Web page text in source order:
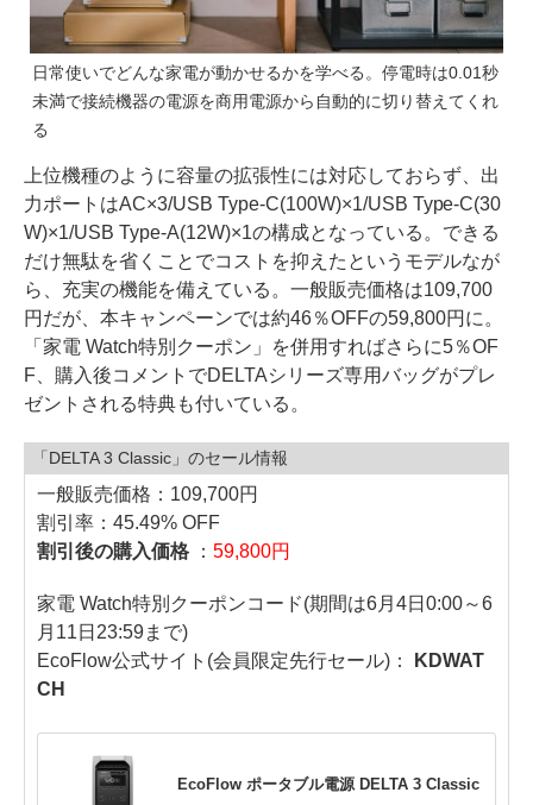
日常使いでどんな家電が動かせるかを学べる。停電時は0.01秒
未満で接続機器の電源を商用電源から自動的に切り替えてくれ
る
上位機種のように容量の拡張性には対応しておらず、出
力ポートはAC×3/USB Type-C(100W)×1/USB Type-C(30
W)×1/USB Type-A(12W)×1の構成となっている。できる
だけ無駄を省くことでコストを抑えたというモデルなが
ら、充実の機能を備えている。一般販売価格は109,700
円だが、本キャンペーンでは約46％OFFの59,800円に。
「家電 Watch特別クーポン」を併用すればさらに5％OF
F、購入後コメントでDELTAシリーズ専用バッグがプレ
ゼントされる特典も付いている。
「DELTA 3 Classic」のセール情報
一般販売価格：109,700円
割引率：45.49% OFF
割引後の購入価格
： 59,800円
家電 Watch特別クーポンコード(期間は6月4日0:00～6
月11日23:59まで)
EcoFlow公式サイト(会員限定先行セール)：
KDWAT
CH
EcoFlow ポータブル電源 DELTA 3 Classic